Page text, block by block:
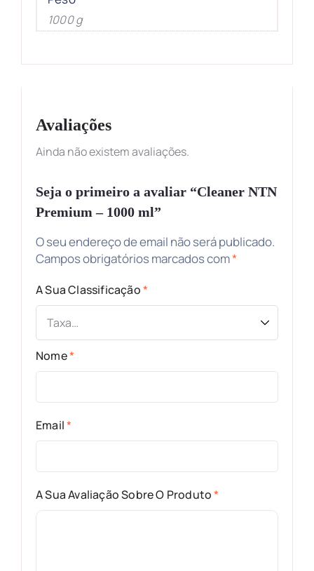
1000 g
Avaliações
Ainda não existem avaliações.
Seja o primeiro a avaliar “Cleaner NTN
Premium – 1000 ml”
O seu endereço de email não será publicado.
Campos obrigatórios marcados com*
A Sua Classificação*
A Sua Avaliação Sobre O Produto*
Nome*
Email*